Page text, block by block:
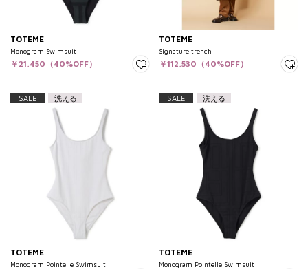
TOTEME
Monogram Swimsuit
￥21,450（40%OFF）
TOTEME
Signature trench
￥112,530（40%OFF）
SALE 洗える
TOTEME
Monogram Pointelle Swimsuit
SALE 洗える
TOTEME
Monogram Pointelle Swimsuit